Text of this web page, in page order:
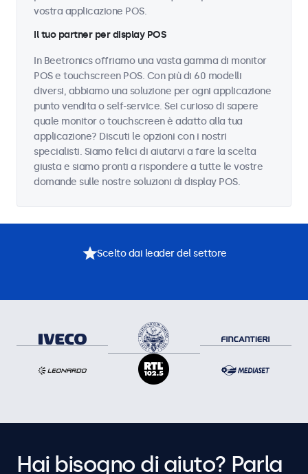
vostra applicazione POS.
Il tuo partner per display POS
In Beetronics offriamo una vasta gamma di monitor
POS e touchscreen POS. Con più di 60 modelli
diversi, abbiamo una soluzione per ogni applicazione
punto vendita o self-service. Sei curioso di sapere
quale monitor o touchscreen è adatto alla tua
applicazione? Discuti le opzioni con i nostri
specialisti. Siamo felici di aiutarvi a fare la scelta
giusta e siamo pronti a rispondere a tutte le vostre
domande sulle nostre soluzioni di display POS.
Scelto dai leader del settore
Hai bisogno di aiuto? Parla